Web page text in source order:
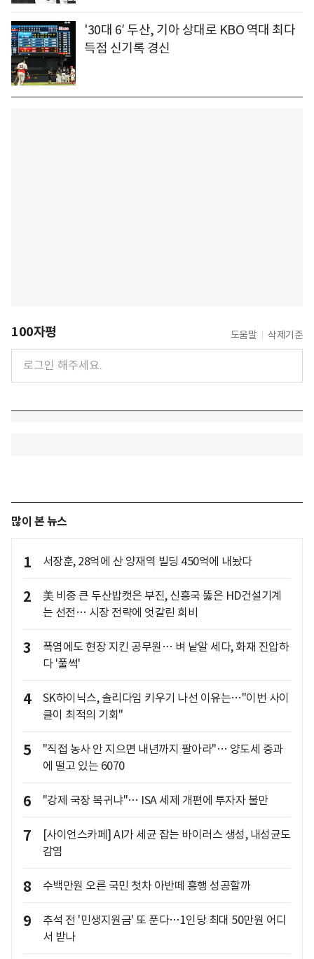
'30대 6′ 두산, 기아 상대로 KBO 역대 최다
득점 신기록 경신
100자평 도움말 삭제기준
많이 본 뉴스
1 서장훈, 28억에 산 양재역 빌딩 450억에 내놨다
2
美 비중 큰 두산밥캣은 부진, 신흥국 뚫은 HD건설기계
는 선전… 시장 전략에 엇갈린 희비
3
폭염에도 현장 지킨 공무원… 벼 낱알 세다, 화재 진압하
다 '풀썩'
4
SK하이닉스, 솔리다임 키우기 나선 이유는…"이번 사이
클이 최적의 기회"
5
"직접 농사 안 지으면 내년까지 팔아라"… 양도세 중과
에 떨고 있는 6070
6 "강제 국장 복귀냐"… ISA 세제 개편에 투자자 불만
7
[사이언스카페] AI가 세균 잡는 바이러스 생성, 내성균도
감염
8 수백만원 오른 국민 첫차 아반떼 흥행 성공할까
9
추석 전 '민생지원금' 또 푼다…1인당 최대 50만원 어디
서 받나